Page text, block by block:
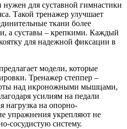
для суставной гимнастики
Такой тренажер улучшает
ткани более
а суставы – крепкими. Каждый
для надежной фиксации в
модели, которые
Тренажер степпер –
над икроножными мышцами,
усилиям на педали
нагрузка на опорно-
упражнения укрепляют не
сосудистую систему.